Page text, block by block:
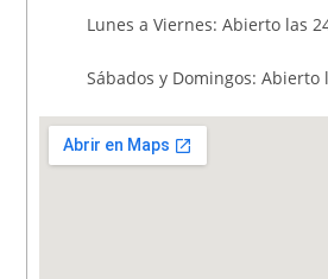
Lunes a Viernes: Abierto las
Sábados y Domingos: Abierto